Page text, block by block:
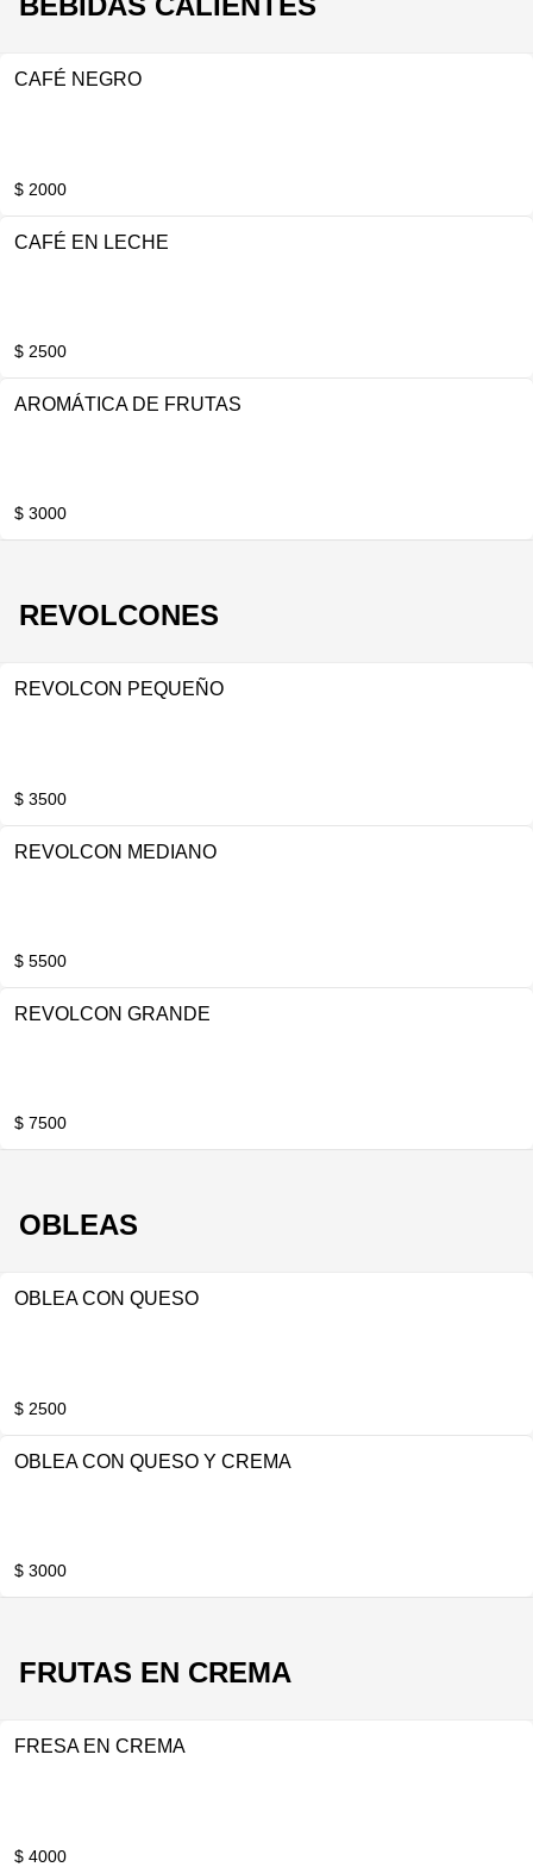
CAFÉ NEGRO
$ 2000
CAFÉ EN LECHE
$ 2500
AROMÁTICA DE FRUTAS
$ 3000
REVOLCONES
REVOLCON PEQUEÑO
$ 3500
REVOLCON MEDIANO
$ 5500
REVOLCON GRANDE
$ 7500
OBLEAS
OBLEA CON QUESO
$ 2500
OBLEA CON QUESO Y CREMA
$ 3000
FRUTAS EN CREMA
FRESA EN CREMA
$ 4000